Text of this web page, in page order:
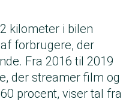
kilometer i bilen
af forbrugere, der
Fra 2016 til 2019
der streamer film og
procent, viser tal fra